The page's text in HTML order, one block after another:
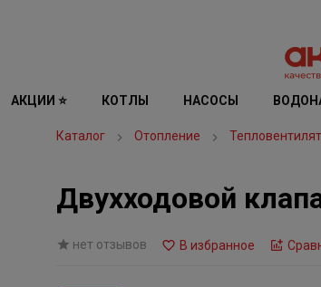
АКЦИИ ⭐ КОТЛЫ НАСОСЫ
Каталог Отопление
Двухходовой
нет отзывов В избранное